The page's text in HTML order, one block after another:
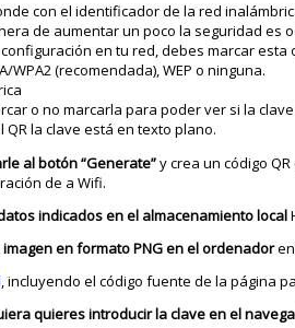
con el identificador de la red
de aumentar un poco la seguridad
en tu red, debes marcar esta
WPA2 (recomendada), WEP o ninguna.
o no marcarla para poder ver si la
la clave está en texto plano.
al botón “Generate”y crea un código
de a Wifi.
indicados en el almacenamiento local
en formato PNG en el ordenadoren
, incluyendo el código fuente de la página
quieres introducir la clave en el